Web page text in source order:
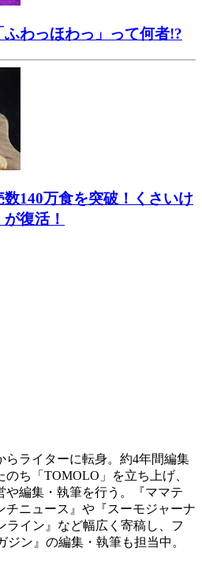
ふわっほわっ」って何者!?
数140万食を突破！くさいけ
復活！
らライターに転身。約4年間編集
ち「TOMOLO」を立ち上げ、
や編集・執筆を行う。『ママテ
チニュース』や『スーモジャーナ
ライン』など幅広く寄稿し、フ
ジン』の編集・執筆も担当中。